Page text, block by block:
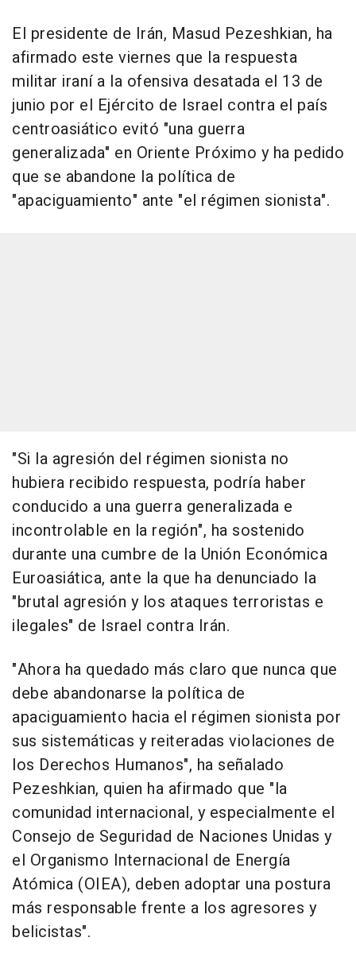
El presidente de Irán, Masud Pezeshkian, ha
afirmado este viernes que la respuesta
militar iraní a la ofensiva desatada el 13 de
junio por el Ejército de Israel contra el país
centroasiático evitó "una guerra
generalizada" en Oriente Próximo y ha pedido
que se abandone la política de
"apaciguamiento" ante "el régimen sionista".
"Si la agresión del régimen sionista no
hubiera recibido respuesta, podría haber
conducido a una guerra generalizada e
incontrolable en la región", ha sostenido
durante una cumbre de la Unión Económica
Euroasiática, ante la que ha denunciado la
"brutal agresión y los ataques terroristas e
ilegales" de Israel contra Irán.
"Ahora ha quedado más claro que nunca que
debe abandonarse la política de
apaciguamiento hacia el régimen sionista por
sus sistemáticas y reiteradas violaciones de
los Derechos Humanos", ha señalado
Pezeshkian, quien ha afirmado que "la
comunidad internacional, y especialmente el
Consejo de Seguridad de Naciones Unidas y
el Organismo Internacional de Energía
Atómica (OIEA), deben adoptar una postura
más responsable frente a los agresores y
belicistas".